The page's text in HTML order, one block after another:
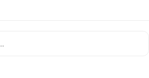
拉財報來襲
度的政策轉變！